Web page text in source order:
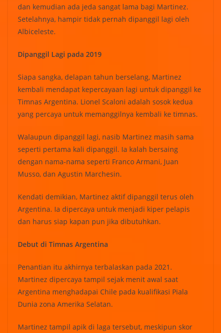
dan kemudian ada jeda sangat lama bagi Martinez.
Setelahnya, hampir tidak pernah dipanggil lagi oleh
Albiceleste.
Dipanggil Lagi pada 2019
Siapa sangka, delapan tahun berselang, Martinez
kembali mendapat kepercayaan lagi untuk dipanggil ke
Timnas Argentina. Lionel Scaloni adalah sosok kedua
yang percaya untuk memanggilnya kembali ke timnas.
Walaupun dipanggil lagi, nasib Martinez masih sama
seperti pertama kali dipanggil. Ia kalah bersaing
dengan nama-nama seperti Franco Armani, Juan
Musso, dan Agustin Marchesin.
Kendati demikian, Martinez aktif dipanggil terus oleh
Argentina. Ia dipercaya untuk menjadi kiper pelapis
dan harus siap kapan pun jika dibutuhkan.
Debut di Timnas Argentina
Penantian itu akhirnya terbalaskan pada 2021.
Martinez dipercaya tampil sejak menit awal saat
Argentina menghadapai Chile pada kualifikasi Piala
Dunia zona Amerika Selatan.
Martinez tampil apik di laga tersebut, meskipun skor